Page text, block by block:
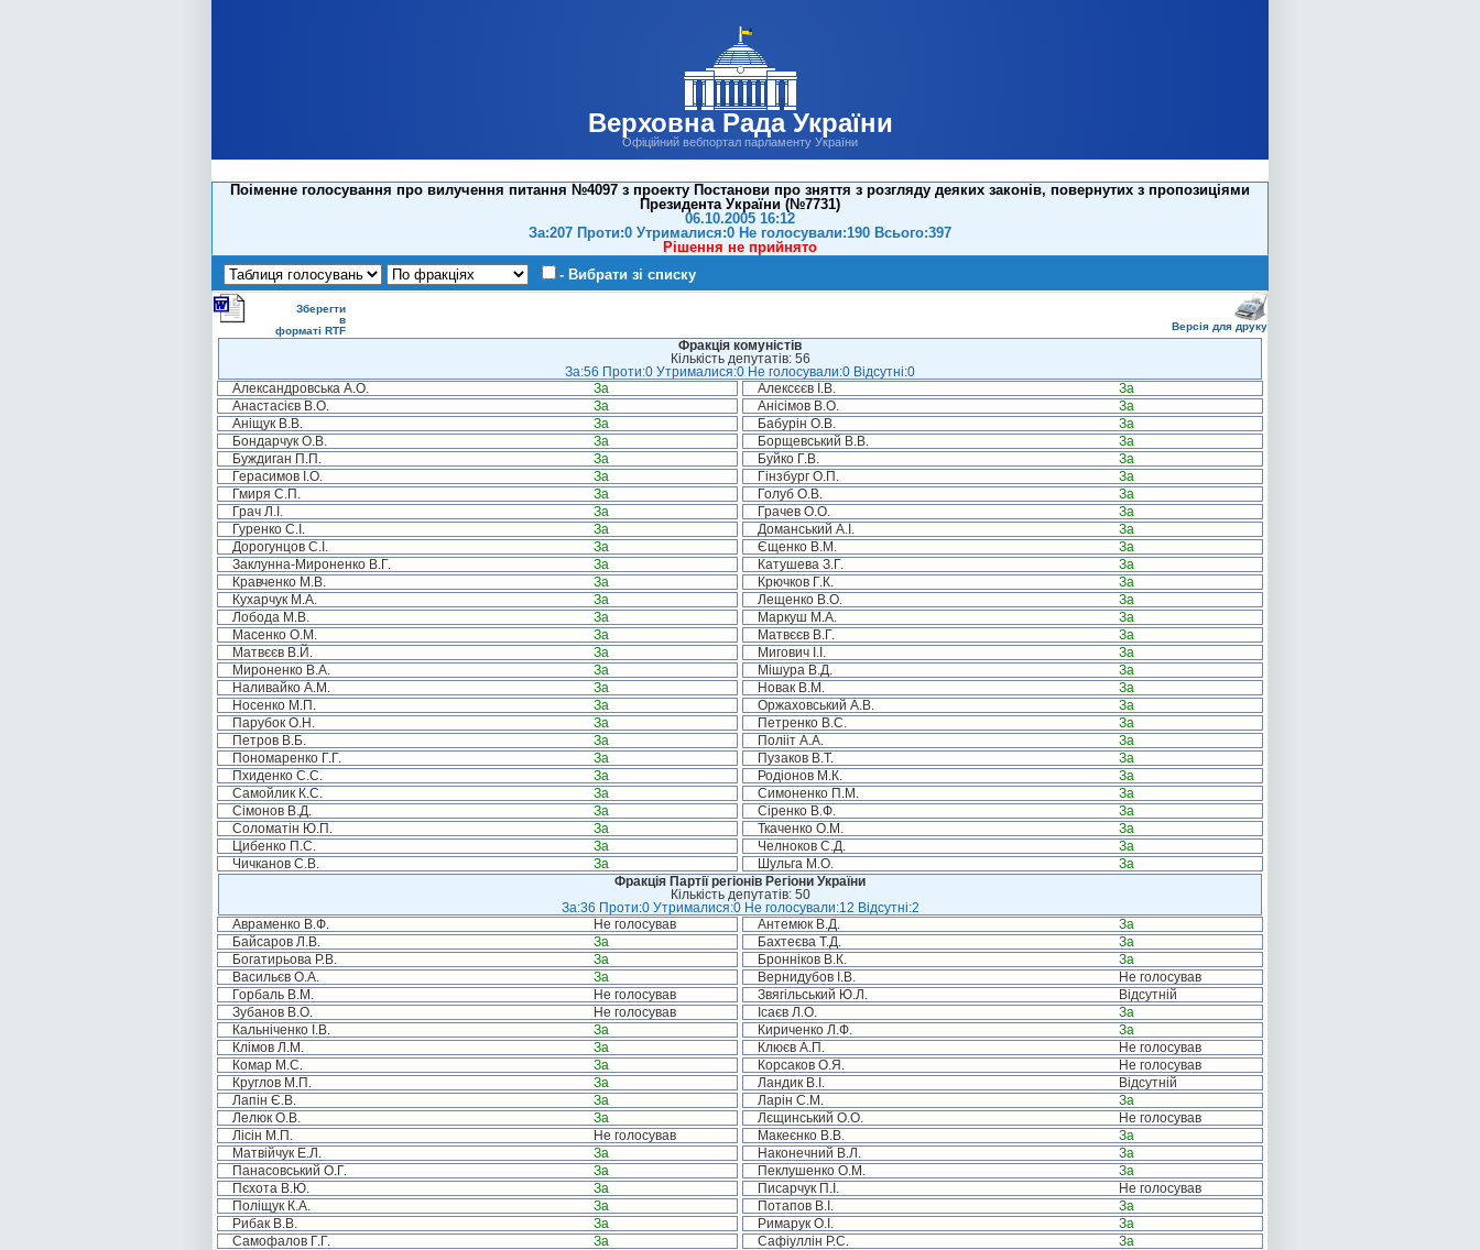
Верховна Рада України
Офіційний вебпортал парламенту України
Поіменне голосування про вилучення питання №4097 з проекту Постанови про зняття з розгляду деяких законів, повернутих з пропозиціями
Президента України (№7731)
06.10.2005 16:12
За:207 Проти:0 Утрималися:0 Не голосували:190 Всього:397
Рішення не прийнято
- Вибрати зі списку
Зберегти
в
форматі RTF
Версія для друку
Фракція комуністів
Кількість депутатів: 56
За:56 Проти:0 Утрималися:0 Не голосували:0 Відсутні:0
Александровська А.О.
За Алексєєв І.В.
За
Анастасієв В.О.
За Анісімов В.О.
За
Аніщук В.В.
За Бабурін О.В.
За
Бондарчук О.В.
За Борщевський В.В.
За
Буждиган П.П.
За Буйко Г.В.
За
Герасимов І.О.
За Гінзбург О.П.
За
Гмиря С.П.
За Голуб О.В.
За
Грач Л.І.
За Грачев О.О.
За
Гуренко С.І.
За Доманський А.І.
За
Дорогунцов С.І.
За Єщенко В.М.
За
Заклунна-Мироненко В.Г.
За Катушева З.Г.
За
Кравченко М.В.
За Крючков Г.К.
За
Кухарчук М.А.
За Лещенко В.О.
За
Лобода М.В.
За Маркуш М.А.
За
Масенко О.М.
За Матвєєв В.Г.
За
Матвєєв В.Й.
За Мигович І.І.
За
Мироненко В.А.
За Мішура В.Д.
За
Наливайко А.М.
За Новак В.М.
За
Носенко М.П.
За Оржаховський А.В.
За
Парубок О.Н.
За Петренко В.С.
За
Петров В.Б.
За Полііт А.А.
За
Пономаренко Г.Г.
За Пузаков В.Т.
За
Пхиденко С.С.
За Родіонов М.К.
За
Самойлик К.С.
За Симоненко П.М.
За
Сімонов В.Д.
За Сіренко В.Ф.
За
Соломатін Ю.П.
За Ткаченко О.М.
За
Цибенко П.С.
За Челноков С.Д.
За
Чичканов С.В.
За Шульга М.О.
За
Фракція Партії регіонів Регіони України
Кількість депутатів: 50
За:36 Проти:0 Утрималися:0 Не голосували:12 Відсутні:2
Авраменко В.Ф.
Не голосував Антемюк В.Д.
За
Байсаров Л.В.
За Бахтеєва Т.Д.
За
Богатирьова Р.В.
За Бронніков В.К.
За
Васильєв О.А.
За Вернидубов І.В.
Не голосував
Горбаль В.М.
Не голосував Звягільський Ю.Л.
Відсутній
Зубанов В.О.
Не голосував Ісаєв Л.О.
За
Кальніченко І.В.
За Кириченко Л.Ф.
За
Клімов Л.М.
За Клюєв А.П.
Не голосував
Комар М.С.
За Корсаков О.Я.
Не голосував
Круглов М.П.
За Ландик В.І.
Відсутній
Лапін Є.В.
За Ларін С.М.
За
Лелюк О.В.
За Лєщинський О.О.
Не голосував
Лісін М.П.
Не голосував Макеєнко В.В.
За
Матвійчук Е.Л.
За Наконечний В.Л.
За
Панасовський О.Г.
За Пеклушенко О.М.
За
Пєхота В.Ю.
За Писарчук П.І.
Не голосував
Поліщук К.А.
За Потапов В.І.
За
Рибак В.В.
За Римарук О.І.
За
Самофалов Г.Г.
За Сафіуллін Р.С.
За